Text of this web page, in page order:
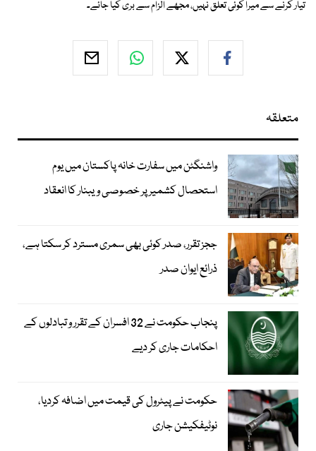
تیار کرنے سے میرا کوئی تعلق نہیں، مجھے الزام سے بری کیا جائے۔
متعلقہ
واشنگٹن میں سفارت خانہ پاکستان میں یوم
استحصال کشمیر پر خصوصی ویبنار کا انعقاد
ججز تقرر، صدر کوئی بھی سمری مسترد کر سکتا ہے،
ذرائع ایوان صدر
پنجاب حکومت نے 32 افسران کے تقرر و تبادلوں کے
احکامات جاری کر دیے
حکومت نے پیٹرول کی قیمت میں اضافہ کردیا،
نوٹیفکیشن جاری